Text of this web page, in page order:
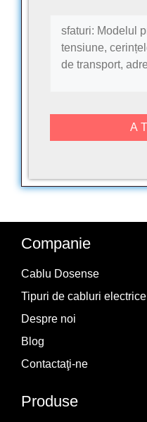
Companie
Cablu Dosense
Tipuri de cabluri electrice
Despre noi
Blog
Contactaţi-ne
Produse